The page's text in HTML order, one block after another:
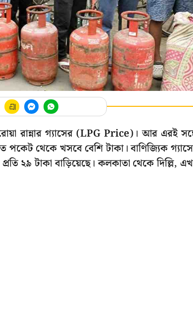
রান্নার গ্যাসের (LPG Price)। আর এরই
থেকে খসবে বেশি টাকা। বাণিজ্যিক
২৯ টাকা বাড়িয়েছে। কলকাতা থেকে দিল্লি,